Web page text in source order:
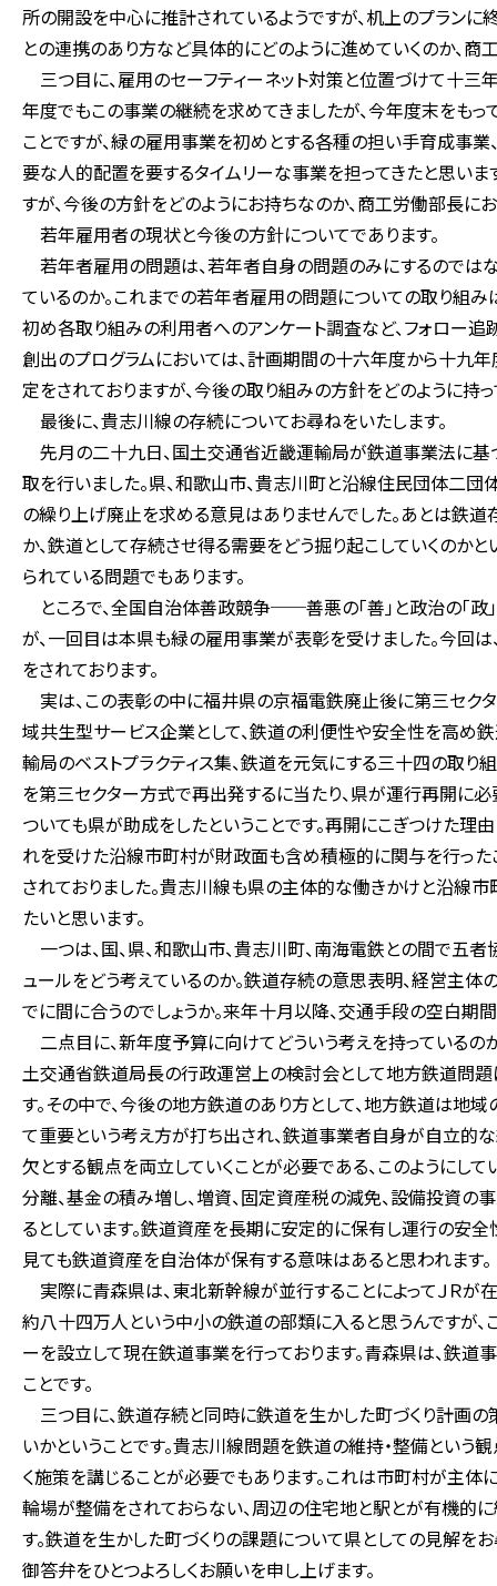
所の開設を中心に推計されているようですが、机上のプラン
との連携のあり方など具体的にどのように進めていくのか、商
三つ目に、雇用のセーフティーネット対策と位置づけて十
年度でもこの事業の継続を求めてきましたが、今年度末をも
ことですが、緑の雇用事業を初めとする各種の担い手育成事
要な人的配置を要するタイムリーな事業を担ってきたと思い
すが、今後の方針をどのようにお持ちなのか、商工労働部長に
若年雇用者の現状と今後の方針についてであります。
若年者雇用の問題は、若年者自身の問題のみにするのでは
ているのか。これまでの若年者雇用の問題についての取り組み
初め各取り組みの利用者へのアンケート調査など、フォロー追
創出のプログラムにおいては、計画期間の十六年度から十九
定をされておりますが、今後の取り組みの方針をどのように持
最後に、貴志川線の存続についてお尋ねをいたします。
先月の二十九日、国土交通省近畿運輸局が鉄道事業法に
取を行いました。県、和歌山市、貴志川町と沿線住民団体二
の繰り上げ廃止を求める意見はありませんでした。あとは鉄
か、鉄道として存続させ得る需要をどう掘り起こしていくのか
られている問題でもあります。
ところで、全国自治体善政競争──善悪の「善」と政治の「政
が、一回目は本県も緑の雇用事業が表彰を受けました。今回
をされております。
実は、この表彰の中に福井県の京福電鉄廃止後に第三セク
域共生型サービス企業として、鉄道の利便性や安全性を高め
輸局のベストプラクティス集、鉄道を元気にする三十四の取
を第三セクター方式で再出発するに当たり、県が運行再開に
ついても県が助成をしたということです。再開にこぎつけた理
れを受けた沿線市町村が財政面も含め積極的に関与を行った
されておりました。貴志川線も県の主体的な働きかけと沿線
たいと思います。
一つは、国、県、和歌山市、貴志川町、南海電鉄との間で五
ュールをどう考えているのか。鉄道存続の意思表明、経営主
でに間に合うのでしょうか。来年十月以降、交通手段の空白期
二点目に、新年度予算に向けてどういう考えを持っているの
土交通省鉄道局長の行政運営上の検討会として地方鉄道問
す。その中で、今後の地方鉄道のあり方として、地方鉄道は
て重要という考え方が打ち出され、鉄道事業者自身が自立的
欠とする観点を両立していくことが必要である、このようにし
分離、基金の積み増し、増資、固定資産税の減免、設備投資
るとしています。鉄道資産を長期に安定的に保有し運行の安
見ても鉄道資産を自治体が保有する意味はあると思われます。
実際に青森県は、東北新幹線が並行することによってＪＲが
約八十四万人という中小の鉄道の部類に入ると思うんですが
ーを設立して現在鉄道事業を行っております。青森県は、鉄
ことです。
三つ目に、鉄道存続と同時に鉄道を生かした町づくり計画
いかということです。貴志川線問題を鉄道の維持・整備とい
く施策を講じることが必要でもあります。これは市町村が主
輪場が整備をされておらない、周辺の住宅地と駅とが有機的
す。鉄道を生かした町づくりの課題について県としての見解を
御答弁をひとつよろしくお願いを申し上げます。